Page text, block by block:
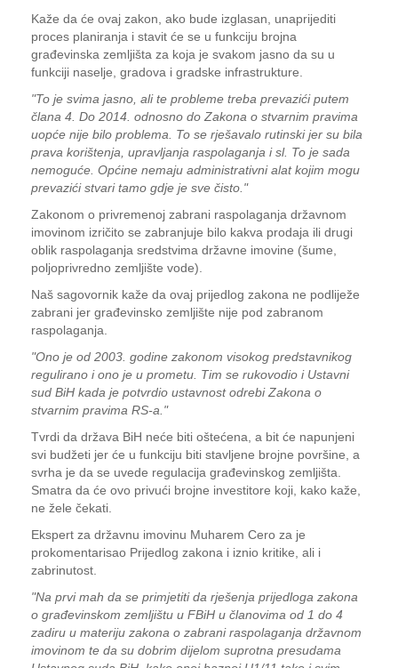
Kaže da će ovaj zakon, ako bude izglasan, unaprijediti
proces planiranja i stavit će se u funkciju brojna
građevinska zemljišta za koja je svakom jasno da su u
funkciji naselje, gradova i gradske infrastrukture.
"To je svima jasno, ali te probleme treba prevazići putem
člana 4. Do 2014. odnosno do Zakona o stvarnim pravima
uopće nije bilo problema. To se rješavalo rutinski jer su bila
prava korištenja, upravljanja raspolaganja i sl. To je sada
nemoguće. Općine nemaju administrativni alat kojim mogu
prevazići stvari tamo gdje je sve čisto."
Zakonom o privremenoj zabrani raspolaganja državnom
imovinom izričito se zabranjuje bilo kakva prodaja ili drugi
oblik raspolaganja sredstvima državne imovine (šume,
poljoprivredno zemljište vode).
Naš sagovornik kaže da ovaj prijedlog zakona ne podliježe
zabrani jer građevinsko zemljište nije pod zabranom
raspolaganja.
"Ono je od 2003. godine zakonom visokog predstavnikog
regulirano i ono je u prometu. Tim se rukovodio i Ustavni
sud BiH kada je potvrdio ustavnost odrebi Zakona o
stvarnim pravima RS-a."
Tvrdi da država BiH neće biti oštećena, a bit će napunjeni
svi budžeti jer će u funkciju biti stavljene brojne površine, a
svrha je da se uvede regulacija građevinskog zemljišta.
Smatra da će ovo privući brojne investitore koji, kako kaže,
ne žele čekati.
Ekspert za državnu imovinu Muharem Cero za je
prokomentarisao Prijedlog zakona i iznio kritike, ali i
zabrinutost.
"Na prvi mah da se primjetiti da rješenja prijedloga zakona
o građevinskom zemljištu u FBiH u članovima od 1 do 4
zadiru u materiju zakona o zabrani raspolaganja državnom
imovinom te da su dobrim dijelom suprotna presudama